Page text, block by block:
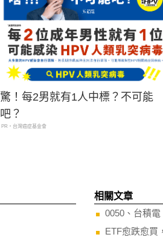
驚！每2男就有1人中標？不可能
吧？
PR・台灣癌症基金會
相關文章
0050、台積電
ETF愈跌愈買